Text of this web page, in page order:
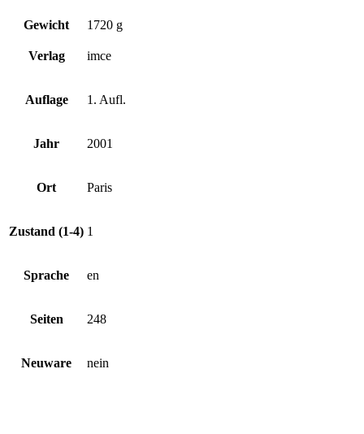
Gewicht 1720 g
Verlag imce
Auflage 1. Aufl.
Jahr 2001
Ort Paris
Zustand (1-4) 1
Sprache en
Seiten 248
Neuware nein